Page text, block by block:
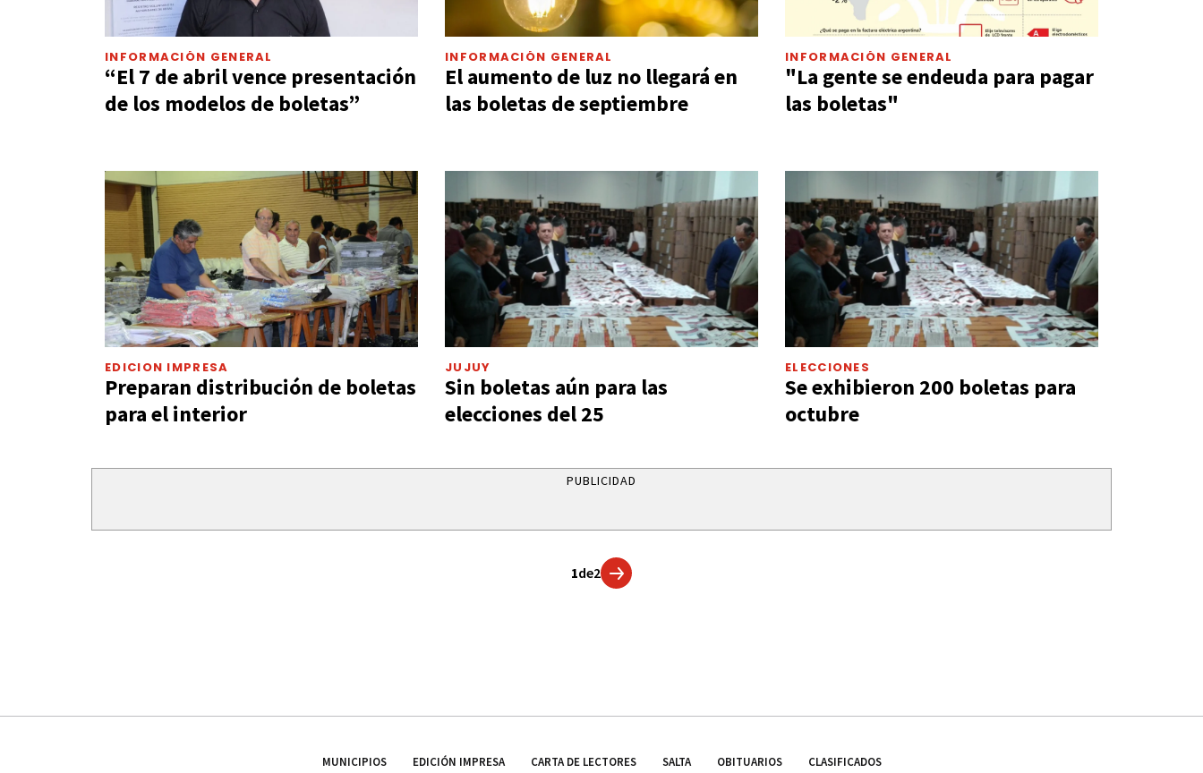
INFORMACIÓN GENERAL
“El 7 de abril vence presentación
de los modelos de boletas”
INFORMACIÓN GENERAL
El aumento de luz no llegará en
las boletas de septiembre
INFORMACIÓN GENERAL
"La gente se endeuda para pagar
las boletas"
EDICION IMPRESA
Preparan distribución de boletas
para el interior
JUJUY
Sin boletas aún para las
elecciones del 25
ELECCIONES
Se exhibieron 200 boletas para
octubre
PUBLICIDAD
1de2
MUNICIPIOS EDICIÓN IMPRESA CARTA DE LECTORES SALTA OBITUARIOS CLASIFICADOS